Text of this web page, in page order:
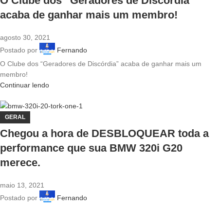
acaba de ganhar mais um membro!
agosto 30, 2021
Postado por
Fernando
O Clube dos “Geradores de Discórdia” acaba de ganhar mais um
membro!
Continuar lendo
GERAL
Chegou a hora de DESBLOQUEAR toda a
performance que sua BMW 320i G20
merece.
maio 13, 2021
Postado por
Fernando